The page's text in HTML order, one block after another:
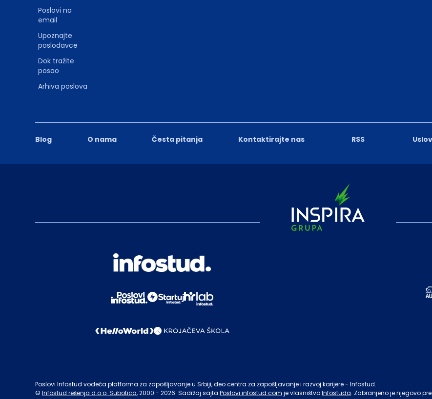
Blog O nama Česta pitanja Kontaktirajte nas RSS
Poslovi na
email
Upoznajte
poslodavce
Dok tražite
posao
Arhiva poslova
Poslovi Infostud vodeća platforma za zapošljavanje u Srbiji, deo centra za zapošljavanje i razvoj karijere - Infostud.
© Infostud rešenja d.o.o. Subotica, 2000 - 2026. Sadržaj sajta Poslovi.infostud.com je vlasništvoInfostuda. Zabranjeno je njegovo